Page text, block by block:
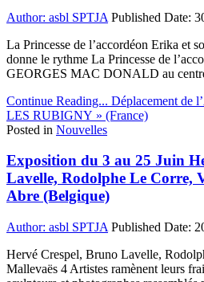
Author: asbl SPTJA Published Date:
La Princesse de l’accordéon Erika et
donne le rythme La Princesse de
GEORGES MAC DONALD au
Continue Reading... Déplacement de
LES RUBIGNY » (France)
Posted in Nouvelles
Exposition du 3 au 25 Juin
Lavelle, Rodolphe Le Corre,
Abre (Belgique)
Author: asbl SPTJA Published Date:
Hervé Crespel, Bruno Lavelle,
Mallevaës 4 Artistes ramènent leurs